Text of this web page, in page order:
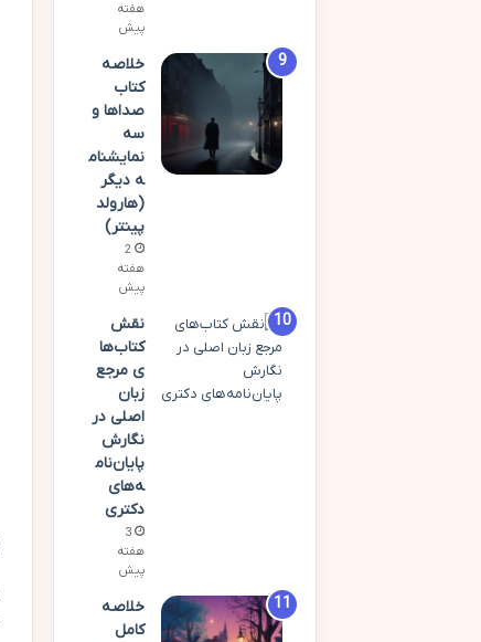
هفته
پیش
خلاصه
کتاب
صداها و
سه
نمایشنام
ه دیگر
(هارولد
پینتر)
2
هفته
پیش
نقش
کتاب‌ها
ی مرجع
زبان
اصلی در
نگارش
پایان‌نام
ه‌های
دکتری
3
هفته
پیش
خلاصه
کامل